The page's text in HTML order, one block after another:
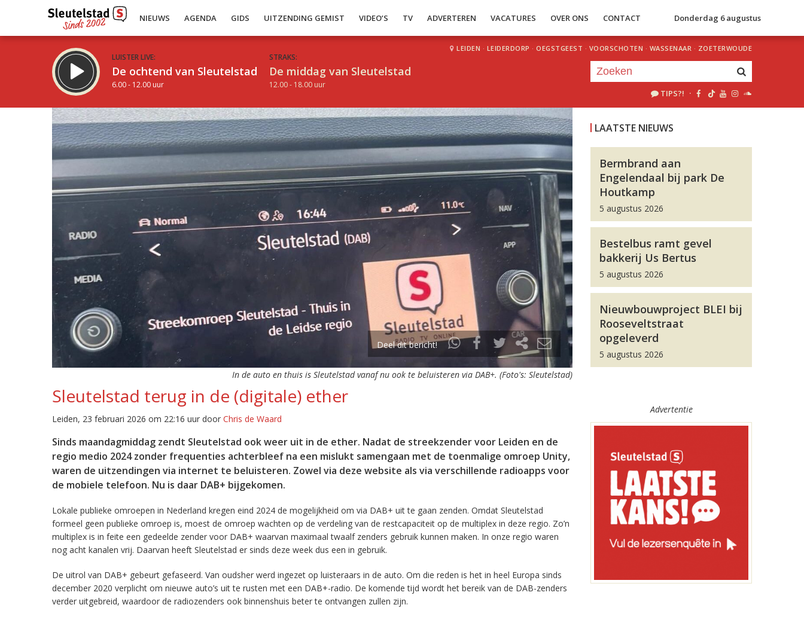
NIEUWS AGENDA GIDS UITZENDING GEMIST VIDEO’S TV ADVERTEREN VACATURES OVER ONS CONTACT Donderdag 6 augustus
LUISTER LIVE:
De ochtend van Sleutelstad
6.00 - 12.00 uur
STRAKS:
De middag van Sleutelstad
12.00 - 18.00 uur
LEIDEN · LEIDERDORP · OEGSTGEEST · VOORSCHOTEN · WASSENAAR · ZOETERWOUDE
TIPS?! ·
Deel dit bericht!
In de auto en thuis is Sleutelstad vanaf nu ook te beluisteren via DAB+. (Foto's: Sleutelstad)
Sleutelstad terug in de (digitale) ether
Leiden, 23 februari 2026 om 22:16 uur door Chris de Waard
Sinds maandagmiddag zendt Sleutelstad ook weer uit in de ether. Nadat de streekzender voor Leiden en de
regio medio 2024 zonder frequenties achterbleef na een mislukt samengaan met de toenmalige omroep Unity,
waren de uitzendingen via internet te beluisteren. Zowel via deze website als via verschillende radioapps voor
de mobiele telefoon. Nu is daar DAB+ bijgekomen.
Lokale publieke omroepen in Nederland kregen eind 2024 de mogelijkheid om via DAB+ uit te gaan zenden. Omdat Sleutelstad
formeel geen publieke omroep is, moest de omroep wachten op de verdeling van de restcapaciteit op de multiplex in deze regio. Zo’n
multiplex is in feite een gedeelde zender voor DAB+ waarvan maximaal twaalf zenders gebruik kunnen maken. In onze regio waren
nog acht kanalen vrij. Daarvan heeft Sleutelstad er sinds deze week dus een in gebruik.
De uitrol van DAB+ gebeurt gefaseerd. Van oudsher werd ingezet op luisteraars in de auto. Om die reden is het in heel Europa sinds
december 2020 verplicht om nieuwe auto’s uit te rusten met een DAB+-radio. De komende tijd wordt het bereik van de DAB-zenders
verder uitgebreid, waardoor de radiozenders ook binnenshuis beter te ontvangen zullen zijn.
LAATSTE NIEUWS
Bermbrand aan
Engelendaal bij park De
Houtkamp
5 augustus 2026
Bestelbus ramt gevel
bakkerij Us Bertus
5 augustus 2026
Nieuwbouwproject BLEI bij
Rooseveltstraat
opgeleverd
5 augustus 2026
Advertentie